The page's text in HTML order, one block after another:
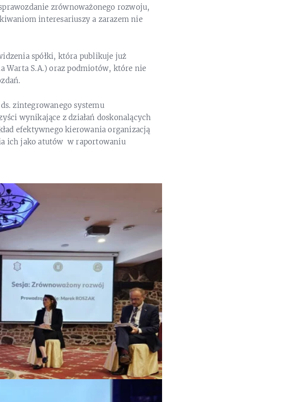
zrównoważonego rozwoju,
interesariuszy a zarazem nie
spółki, która publikuje już
Warta S.A.) oraz podmiotów, które nie
zintegrowanego systemu
wynikające z działań doskonalących
efektywnego kierowania organizacją
ich jako atutów w raportowaniu